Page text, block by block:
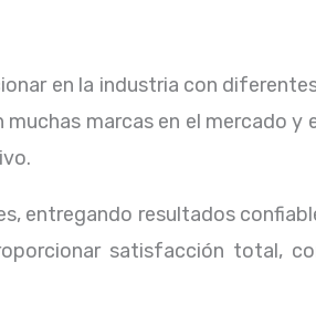
en la industria con
muchas marcas en el mercado
entregando resultados
satisfacción total,